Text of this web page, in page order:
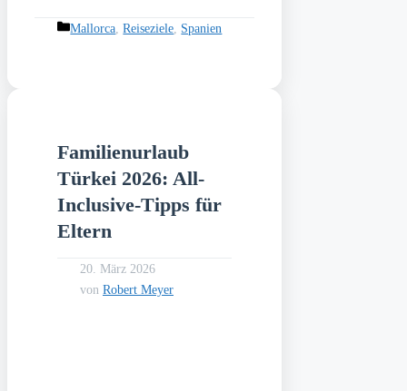
Kategorien
Mallorca,Reiseziele, Spanien
Familienurlaub
Türkei 2026: All-
Inclusive-Tipps für
Eltern
20. März 2026
von Robert Meyer